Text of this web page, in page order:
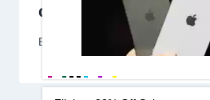
qarsoonayd
By April 22,